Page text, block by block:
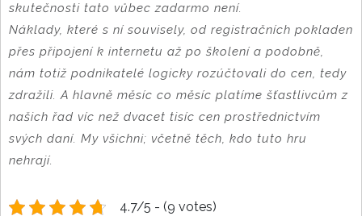
skutečnosti tato vůbec zadarmo není.
Náklady, které s ní souvisely, od registračních pokladen
přes připojení k internetu až po školení a podobně,
nám totiž podnikatelé logicky rozúčtovali do cen, tedy
zdražili. A hlavně měsíc co měsíc platíme šťastlivcům z
našich řad víc než dvacet tisíc cen prostřednictvím
svých daní. My všichni; včetně těch, kdo tuto hru
nehrají.
4.7/5 - (9 votes)